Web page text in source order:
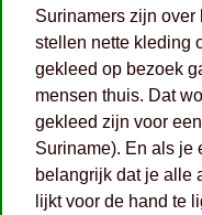
Surinamers zijn over
stellen nette kleding
gekleed op bezoek
mensen thuis. Dat
gekleed zijn voor
Suriname). En als je
belangrijk dat je alle
lijkt voor de hand te